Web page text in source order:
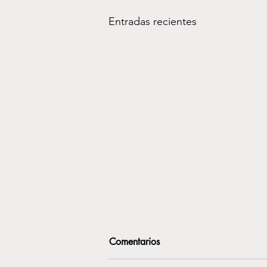
Entradas recientes
LA RESACA EMOCIONAL
Comentarios